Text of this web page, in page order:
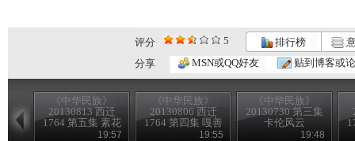
评分 5 排行榜
分享
MSN或QQ好友 贴到博客或
《中华民族》
20130813 西迁
1764 第五集 素花
19:57
《中华民族》
20130806 西迁
1764 第四集 嘎善
19:55
《中华民族》
20130730 第三集
卡伦风云
19:48